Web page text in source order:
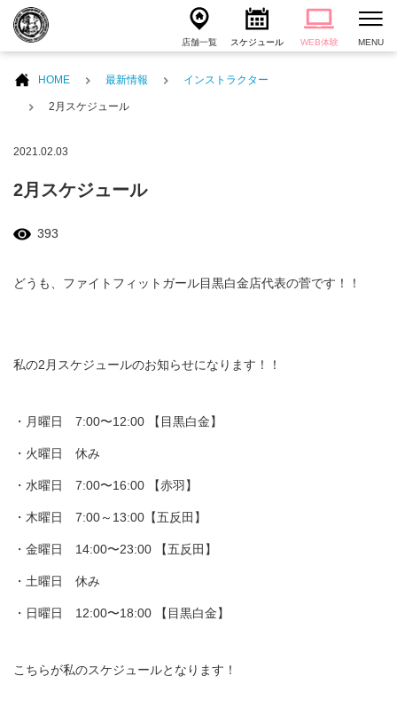
店舗一覧 スケジュール WEB体験 MENU
HOME 最新情報 インストラクター
2月スケジュール
2021.02.03
2月スケジュール
393
どうも、ファイトフィットガール目黒白金店代表の菅です！！
私の2月スケジュールのお知らせになります！！
・月曜日 7:00〜12:00 【目黒白金】
・火曜日 休み
・水曜日 7:00〜16:00 【赤羽】
・木曜日 7:00～13:00【五反田】
・金曜日 14:00〜23:00 【五反田】
・土曜日 休み
・日曜日 12:00〜18:00 【目黒白金】
こちらが私のスケジュールとなります！